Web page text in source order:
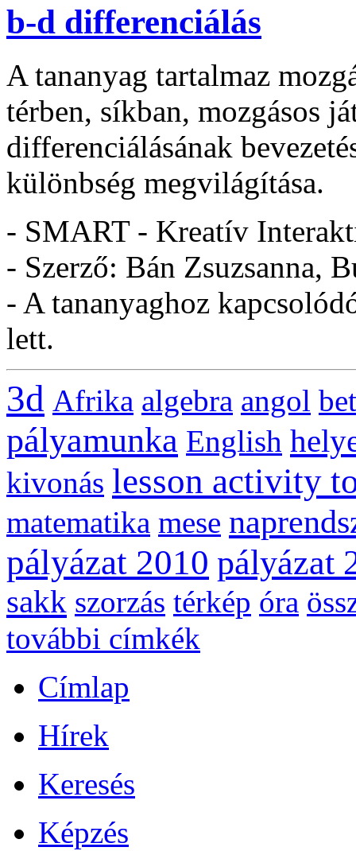
b-d differenciálás
A tananyag tartalmaz
térben, síkban, mozgásos
differenciálásának
különbség megvilágítása.
- SMART - Kreatív
- Szerző: Bán Zsuzsanna,
- A tananyaghoz
lett.
3d Afrika algebra angol
pályamunka English
kivonás lesson activity
matematika mese
pályázat 2010 pályázat
sakk szorzás térkép óra
további címkék
Címlap
Hírek
Keresés
Képzés